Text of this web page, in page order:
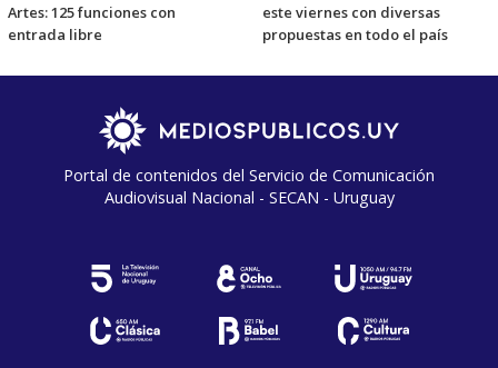
Artes: 125 funciones con
entrada libre
este viernes con diversas
propuestas en todo el país
Portal de contenidos del Servicio de Comunicación
Audiovisual Nacional - SECAN - Uruguay